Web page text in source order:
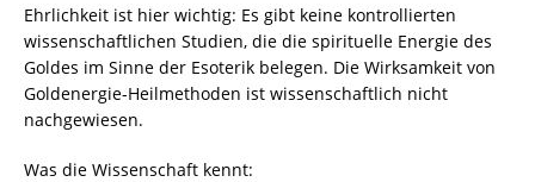
Ehrlichkeit ist hier wichtig: Es gibt keine kontrollierten
wissenschaftlichen Studien, die die spirituelle Energie des
Goldes im Sinne der Esoterik belegen. Die Wirksamkeit von
Goldenergie-Heilmethoden ist wissenschaftlich nicht
nachgewiesen.
Was die Wissenschaft kennt: